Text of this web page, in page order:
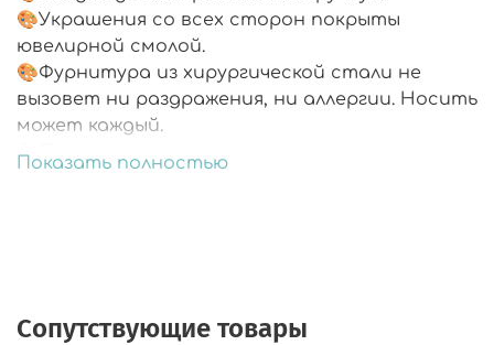
🎨Украшения со всех сторон покрыты
ювелирной смолой.
🎨Фурнитура из хирургической стали не
вызовет ни раздражения, ни аллергии. Носить
может каждый.
🎨Подарочная упаковка.
Показать полностью
Сопутствующие товары